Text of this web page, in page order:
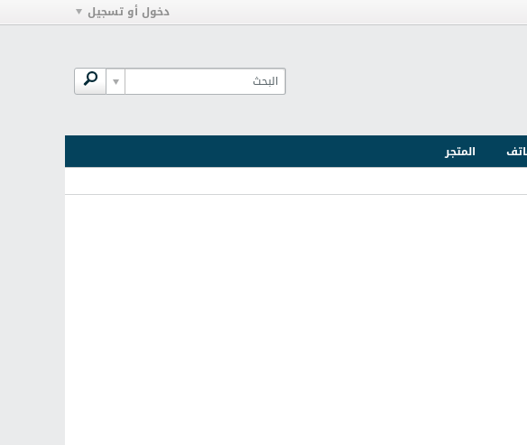
دخول أو تسجيل
المتجر